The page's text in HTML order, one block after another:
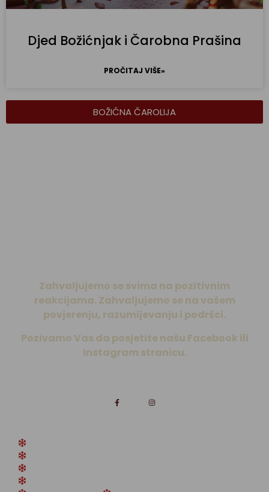
Djed Božićnjak i Čarobna Prašina
PROČITAJ VIŠE»
BOŽIĆNA ČAROLIJA
Zahvaljujemo se svima na pozitivnim
reakcijama. Zahvaljujemo se na vašem
povjerenju, razumijevanju i podršci.
Pozivamo Vas da posjetite našu Facebook ili
Instagram stranicu.